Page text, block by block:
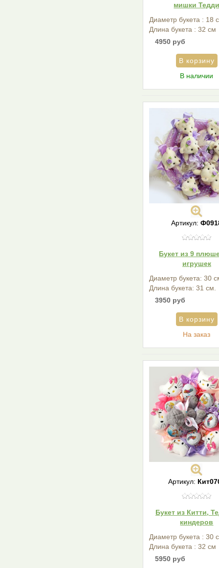
мишки
Диаметр букета : 18
Длина букета : 32 см
4950 руб
В наличии
Артикул:
Букет из 9
игрушек
Диаметр букета: 30
Длина букета: 31 см.
3950 руб
На заказ
Артикул:
Букет из Китти,
киндеров
Диаметр букета : 30
Длина букета : 32 см
5950 руб